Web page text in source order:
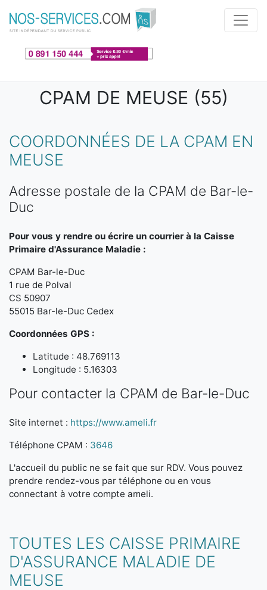
Aller au contenu principal
CPAM DE MEUSE (55)
COORDONNÉES DE LA CPAM EN
MEUSE
Adresse postale de la CPAM de Bar-le-
Duc
Pour vous y rendre ou écrire un courrier à la Caisse
Primaire d'Assurance Maladie :
CPAM Bar-le-Duc
1 rue de Polval
CS 50907
55015 Bar-le-Duc Cedex
Coordonnées GPS :
Latitude : 48.769113
Longitude : 5.16303
Pour contacter la CPAM de Bar-le-Duc
Site internet : https://www.ameli.fr
Téléphone CPAM : 3646
L'accueil du public ne se fait que sur RDV. Vous pouvez
prendre rendez-vous par téléphone ou en vous
connectant à votre compte ameli.
TOUTES LES CAISSE PRIMAIRE
D'ASSURANCE MALADIE DE
MEUSE